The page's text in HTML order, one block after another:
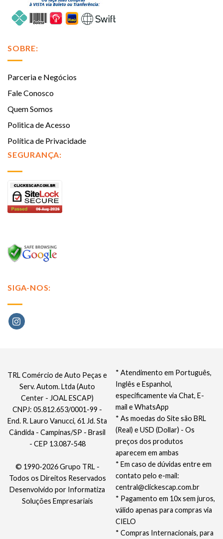
SOBRE:
Parceria e Negócios
Fale Conosco
Quem Somos
Politica de Acesso
Política de Privacidade
SEGURANÇA:
SIGA-NOS:
* Atendimento em Português,
Inglês e Espanhol,
especificamente via Chat, E-
mail e WhatsApp
* As moedas do Site são BRL
(Real) e USD (Dollar) - Os
preços dos produtos
aparecem em ambas
* Em caso de dúvidas entre em
contato pelo e-mail:
central@clickescap.com.br
* Pagamento em 10x sem juros,
válido apenas para compras via
CIELO
* Compras Internacionais, para
TRL Comércio de Auto Peças e
Serv. Autom. Ltda (Auto
Center - JOAL ESCAP)
CNPJ: 05.812.653/0001-99 -
End. R. Lauro Vanucci, 61 Jd. Sta
Cândida - Campinas/SP - Brasil
- CEP 13.087-548
© 1990-2026 Grupo TRL -
Todos os Direitos Reservados
Desenvolvido por Informatiza
Soluções Empresariais